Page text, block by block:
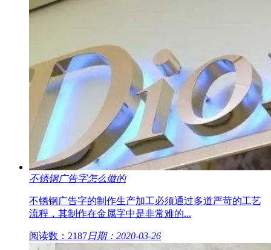
不锈钢广告字怎么做的
不锈钢广告字的制作生产加工必须通过多道严苛的工艺
流程，其制作在金属字中是非常难的...
阅读数：2187日期：2020-03-26